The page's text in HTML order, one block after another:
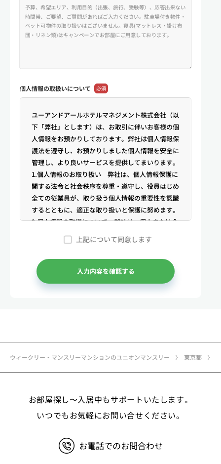
ウィークリー・マンスリーマンションのユニオンマンスリー 東京都
個人情報の取扱いについて 必須
ユーアンドアールホテルマネジメント株式会社（以
下「弊社」とします）は、お取引に伴いお客様の個
人情報をお預かりしております。弊社は個人情報保
護法を遵守し、お預かりしました個人情報を安全に
管理し、より良いサービスを提供してまいります。
1.個人情報のお取り扱い 弊社は、個人情報保護に
関する法令と社会秩序を尊重・遵守し、役員はじめ
全ての従業員が、取り扱う個人情報の重要性を認識
するとともに、適正な取り扱いと保護に努めます。
2.個人情報の取得について 弊社は、個人または企
業からの電話・メール等のお問合せや公開情報（登
記簿謄本、電話帳、インターネット掲載情報等）な
どから適法かつ公正な手段により個人情報を取得い
たします。
3.弊社が保有する個人情報 （1）マンスリー物件
メールアドレス、アカウントのIDおよびパスワー
等 ③決済に関する情報 クレジットカードに関す
ービスのご利用に際して取得する情報 端末識別
子、広告識別子、IPアドレス、クッキーデータおよ
閲覧時刻、リファラー情報ならびにクッキーIDや広
上記について同意します
入力内容を確認する
お部屋探し〜入居中もサポートいたします。
いつでもお気軽にお問い合せください。
お電話でのお問合わせ